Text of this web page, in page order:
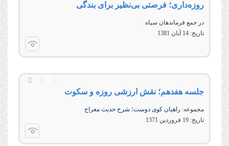
روزه‌داری؛ فرصتی بی‌نظیر برای بندگی
در جمع فرماندهان سپاه
تاریخ: 14 آبان 1381
جلسه هفدهم؛ نقش ارزشى روزه و سكوت
مجموعه: راهیان کوی دوست؛ شرح حدیث معراج
تاریخ: 19 فروردين 1371